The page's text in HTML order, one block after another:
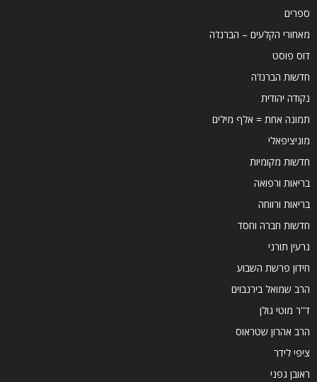
ספרים
מאחורי הקלעים – הברנז'ה
דוס פוסט
חדשות הברנז'ה
נקודה יהודית
תמונה אחת = אלף מילים
מוניציפאלי
חדשות מקומיות
בריאות ורפואה
בריאות ורווחה
חדשות חברה וחסד
גרעין תורני
חידון פרשת השבוע
הרב שמואל בירנבוים
ד''ר מוטי גולן
הרב אהרון שטראוס
ציפי לידר
ראובן גפני